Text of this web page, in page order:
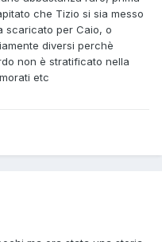
che Tizio si sia messo
scaricato per Caio, o
diversi perchè
non è stratificato nella
etc